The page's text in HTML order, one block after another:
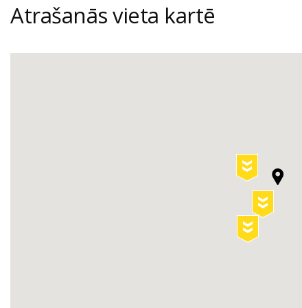
Atrašanās vieta kartē